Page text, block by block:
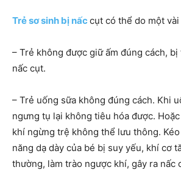
Trẻ sơ sinh bị nấc cụt có thể do một
– Trẻ không được giữ ấm đúng cách,
nấc cụt.
– Trẻ uống sữa không đúng cách. Khi
ngưng tụ lại không tiêu hóa được.
khí ngừng trệ không thể lưu thông.
năng dạ dày của bé bị suy yếu, khí cơ
thường, làm trào ngược khí, gây ra nấc